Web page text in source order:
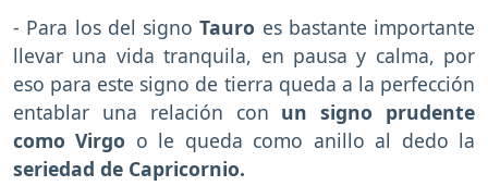
- Para los del signoTauro es bastante importante
llevar una vida tranquila, en pausa y calma, por
eso para este signo de tierra queda a la perfección
entablar una relación con un signo prudente
como Virgo o le queda como anillo al dedo la
seriedad de Capricornio.